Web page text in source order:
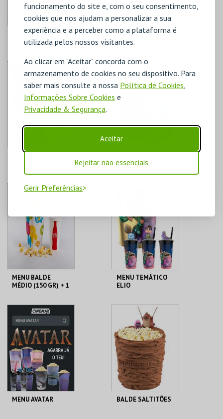
funcionamento do site e, com o seu consentimento,
cookies que nos ajudam a personalizar a sua
experiência e a perceber como a plataforma é
utilizada pelos nossos visitantes.
Ao clicar em "Aceitar" concorda com o
armazenamento de cookies no seu dispositivo. Para
saber mais consulte a nossa Política de Cookies,
Informações Sobre Cookies e
Privacidade & Segurança.
Aceitar
Rejeitar não essenciais
Gerir Preferências
MENU NACHOS + 1
MOLHO + 1 BEBIDA
MAIS INFO
MENU TEMÁTICO
MARVEL
GOMAS
MAIS INFO
COMPRAR
PATA
MAIS INFO
COMPRAR
MENU BALDE
MÉDIO (150 GR) + 1
MAIS INFO
COMPRAR
MENU TEMÁTICO
ELIO
MAIS INFO
COMPRAR
MENU AVATAR BALDE SALTITÕES